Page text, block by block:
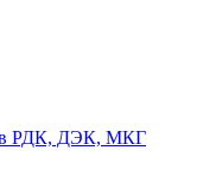
РДК, ДЭК, МКГ